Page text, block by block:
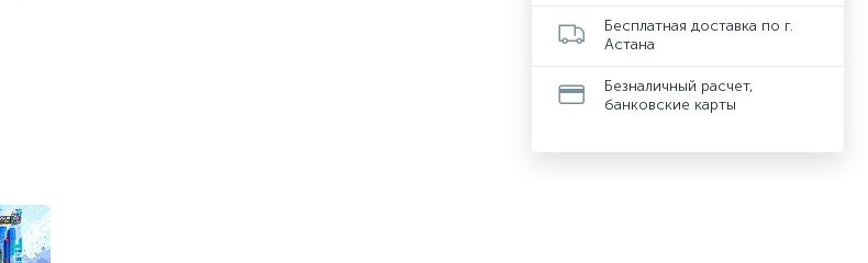
Бесплатная доставка по г.
Астана
Безналичный расчет,
банковские карты